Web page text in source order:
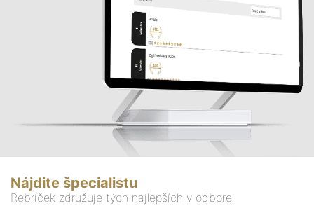
Nájdite špecialistu
Rebríček združuje tých najlepších v odbore